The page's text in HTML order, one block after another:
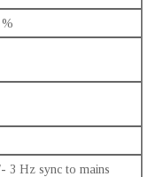
3 Hz sync to mains